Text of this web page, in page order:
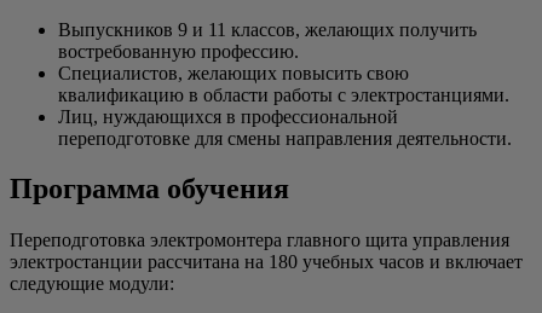
Выпускников 9 и 11 классов, желающих получить
востребованную профессию.
Специалистов, желающих повысить свою
квалификацию в области работы с электростанциями.
Лиц, нуждающихся в профессиональной
переподготовке для смены направления деятельности.
Программа обучения
Переподготовка электромонтера главного щита управления
электростанции рассчитана на 180 учебных часов и включает
следующие модули: